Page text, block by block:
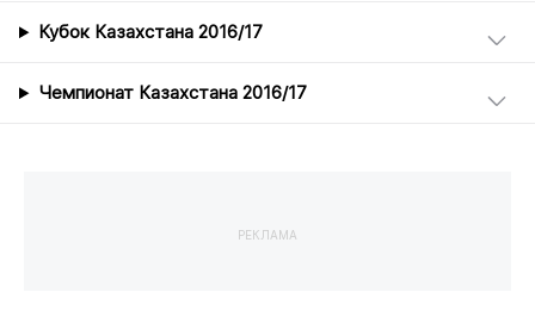
Кубок Казахстана 2016/17
Чемпионат Казахстана 2016/17
РЕКЛАМА